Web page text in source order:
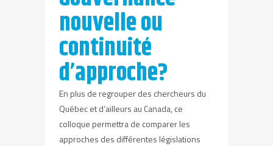
nouvelle ou
continuité
d’approche?
En plus de regrouper des chercheurs du
Québec et d’ailleurs au Canada, ce
colloque permettra de comparer les
approches des différentes législations